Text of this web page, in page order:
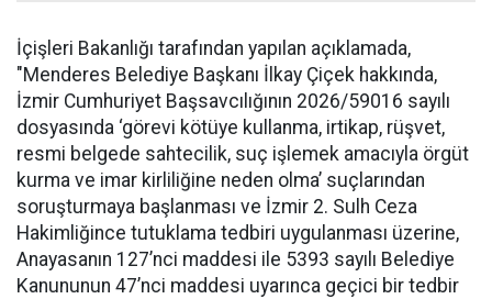
İçişleri Bakanlığı tarafından yapılan açıklamada,
"Menderes Belediye Başkanı İlkay Çiçek hakkında,
İzmir Cumhuriyet Başsavcılığının 2026/59016 sayılı
dosyasında ‘görevi kötüye kullanma, irtikap, rüşvet,
resmi belgede sahtecilik, suç işlemek amacıyla örgüt
kurma ve imar kirliliğine neden olma’ suçlarından
soruşturmaya başlanması ve İzmir 2. Sulh Ceza
Hakimliğince tutuklama tedbiri uygulanması üzerine,
Anayasanın 127’nci maddesi ile 5393 sayılı Belediye
Kanununun 47’nci maddesi uyarınca geçici bir tedbir